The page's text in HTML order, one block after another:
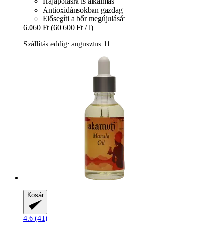
Antioxidánsokban gazdag
Elősegíti a bőr megújulását
6.060 Ft (60.600 Ft / l)
Szállítás eddig: augusztus 11.
Kosár
4.6 (41)